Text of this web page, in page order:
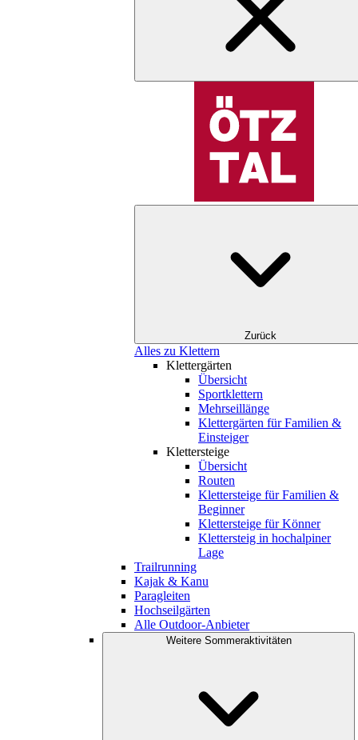
Zurück
Alles zu Klettern
Klettergärten
Übersicht
Sportklettern
Mehrseillänge
Klettergärten für Familien &
Einsteiger
Klettersteige
Übersicht
Routen
Klettersteige für Familien &
Beginner
Klettersteige für Könner
Klettersteig in hochalpiner
Lage
Trailrunning
Kajak & Kanu
Paragleiten
Hochseilgärten
Alle Outdoor-Anbieter
Weitere Sommeraktivitäten